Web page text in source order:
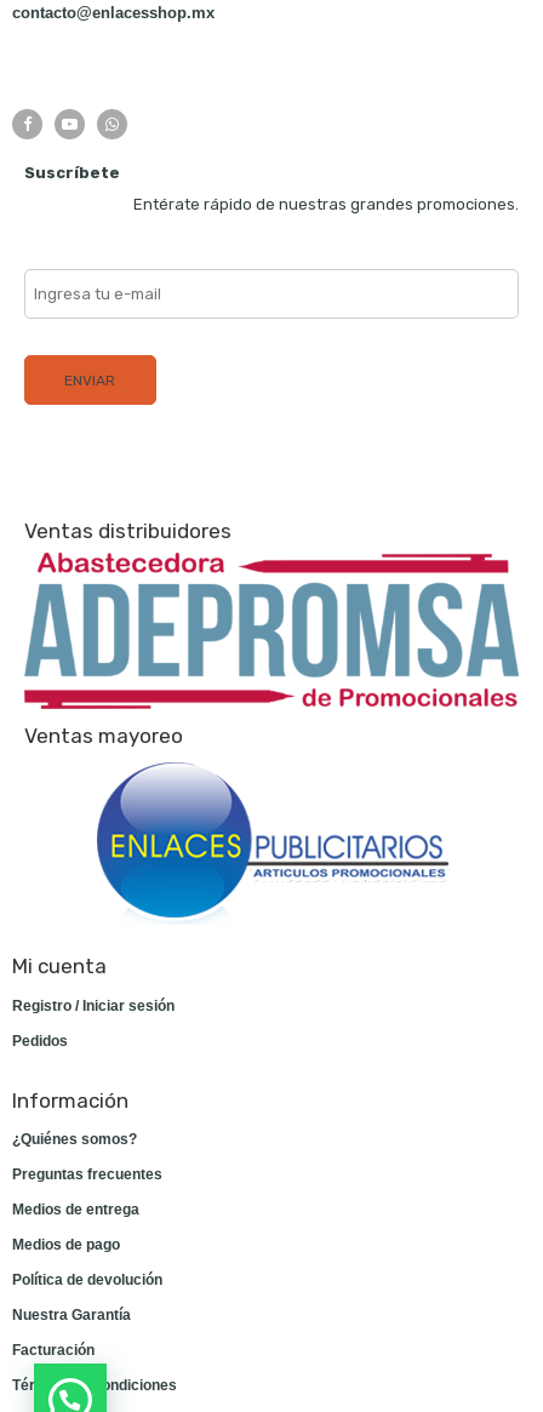
contacto@enlacesshop.mx
Suscríbete
Entérate rápido de nuestras grandes promociones.
Ventas distribuidores
Ventas mayoreo
Mi cuenta
Registro / Iniciar sesión
Pedidos
Información
¿Quiénes somos?
Preguntas frecuentes
Medios de entrega
Medios de pago
Política de devolución
Nuestra Garantía
Facturación
Términos y condiciones